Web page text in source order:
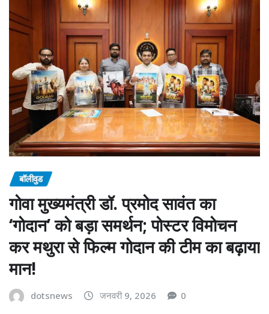
बॉलीवुड
गोवा मुख्यमंत्री डॉ. प्रमोद सावंत का
‘गोदान’ को बड़ा समर्थन; पोस्टर विमोचन
कर मथुरा से फिल्म गोदान की टीम का बढ़ाया
मान!
dotsnews जनवरी 9, 2026 0